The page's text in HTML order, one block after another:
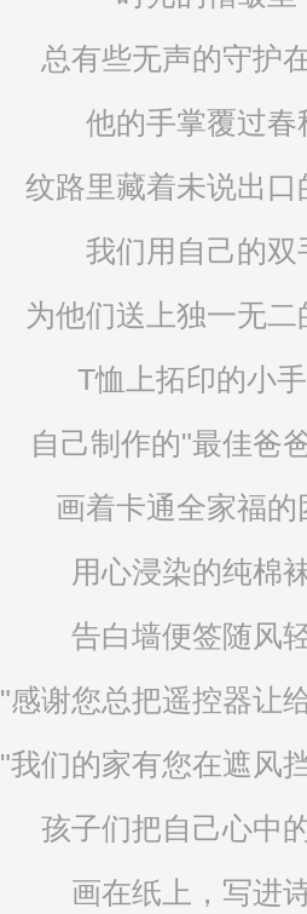
总有些无声的守护
他的手掌覆过春
纹路里藏着未说出口
我们用自己的双
为他们送上独一无二
T恤上拓印的小
自己制作的"最佳爸
画着卡通全家福的
用心浸染的纯棉
告白墙便签随风
"感谢您总把遥控器让
"我们的家有您在遮
孩子们把自己心中
画在纸上，写进